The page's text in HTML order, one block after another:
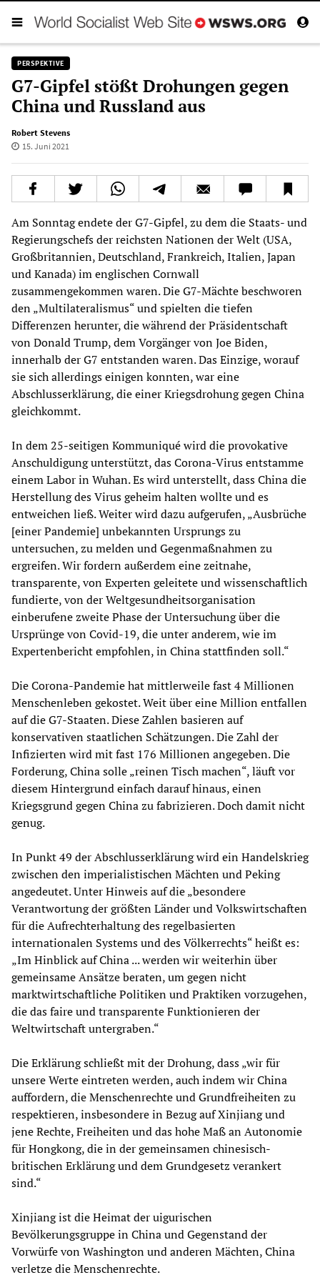
PERSPEKTIVE
G7-Gipfel stößt Drohungen gegen
China und Russland aus
Robert Stevens
15. Juni 2021
Am Sonntag endete der G7-Gipfel, zu dem die Staats- und
Regierungschefs der reichsten Nationen der Welt (USA,
Großbritannien, Deutschland, Frankreich, Italien, Japan
und Kanada) im englischen Cornwall
zusammengekommen waren. Die G7-Mächte beschworen
den „Multilateralismus“ und spielten die tiefen
Differenzen herunter, die während der Präsidentschaft
von Donald Trump, dem Vorgänger von Joe Biden,
innerhalb der G7 entstanden waren. Das Einzige, worauf
sie sich allerdings einigen konnten, war eine
Abschlusserklärung, die einer Kriegsdrohung gegen China
gleichkommt.
In dem 25-seitigen Kommuniqué wird die provokative
Anschuldigung unterstützt, das Corona-Virus entstamme
einem Labor in Wuhan. Es wird unterstellt, dass China die
Herstellung des Virus geheim halten wollte und es
entweichen ließ. Weiter wird dazu aufgerufen, „Ausbrüche
[einer Pandemie] unbekannten Ursprungs zu
untersuchen, zu melden und Gegenmaßnahmen zu
ergreifen. Wir fordern außerdem eine zeitnahe,
transparente, von Experten geleitete und wissenschaftlich
fundierte, von der Weltgesundheitsorganisation
einberufene zweite Phase der Untersuchung über die
Ursprünge von Covid-19, die unter anderem, wie im
Expertenbericht empfohlen, in China stattfinden soll.“
Die Corona-Pandemie hat mittlerweile fast 4 Millionen
Menschenleben gekostet. Weit über eine Million entfallen
auf die G7-Staaten. Diese Zahlen basieren auf
konservativen staatlichen Schätzungen. Die Zahl der
Infizierten wird mit fast 176 Millionen angegeben. Die
Forderung, China solle „reinen Tisch machen“, läuft vor
diesem Hintergrund einfach darauf hinaus, einen
Kriegsgrund gegen China zu fabrizieren. Doch damit nicht
genug.
In Punkt 49 der Abschlusserklärung wird ein Handelskrieg
zwischen den imperialistischen Mächten und Peking
angedeutet. Unter Hinweis auf die „besondere
Verantwortung der größten Länder und Volkswirtschaften
für die Aufrechterhaltung des regelbasierten
internationalen Systems und des Völkerrechts“ heißt es:
„Im Hinblick auf China ... werden wir weiterhin über
gemeinsame Ansätze beraten, um gegen nicht
marktwirtschaftliche Politiken und Praktiken vorzugehen,
die das faire und transparente Funktionieren der
Weltwirtschaft untergraben.“
Die Erklärung schließt mit der Drohung, dass „wir für
unsere Werte eintreten werden, auch indem wir China
auffordern, die Menschenrechte und Grundfreiheiten zu
respektieren, insbesondere in Bezug auf Xinjiang und
jene Rechte, Freiheiten und das hohe Maß an Autonomie
für Hongkong, die in der gemeinsamen chinesisch-
britischen Erklärung und dem Grundgesetz verankert
sind.“
Xinjiang ist die Heimat der uigurischen
Bevölkerungsgruppe in China und Gegenstand der
Vorwürfe von Washington und anderen Mächten, China
verletze die Menschenrechte.